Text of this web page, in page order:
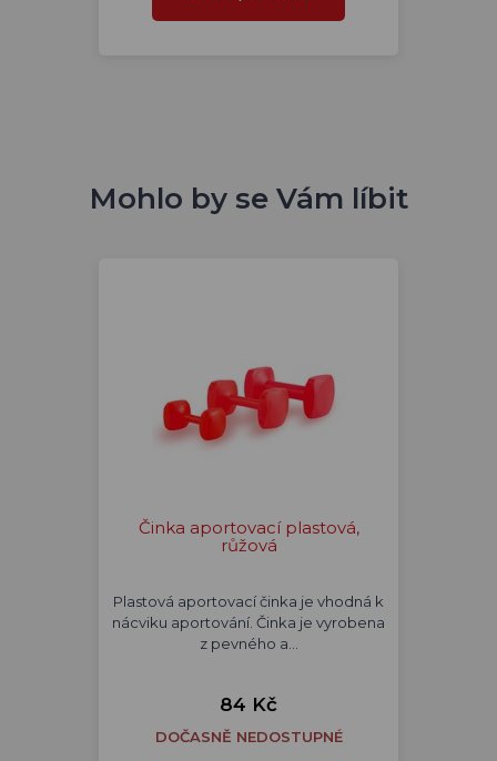
Mohlo by se Vám líbit
Činka aportovací plastová,
růžová
Plastová aportovací činka je vhodná k
nácviku aportování. Činka je vyrobena
z pevného a…
84 Kč
DOČASNĚ NEDOSTUPNÉ